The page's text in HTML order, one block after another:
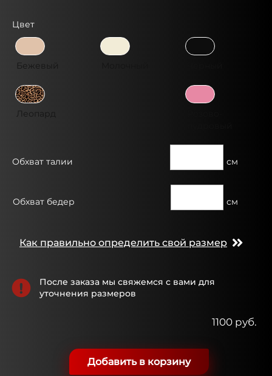
Цвет
Бежевый
Леопард
Обхват талии см
Обхват бедер см
Как правильно определить свой размер
После заказа мы свяжемся с вами для
уточнения размеров
1100 руб.
Добавить в корзину